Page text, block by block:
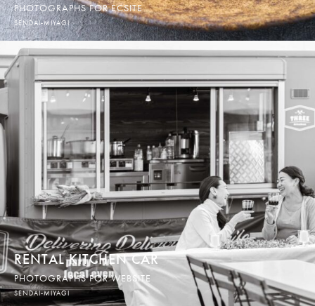
PHOTOGRAPHS FOR ECSITE
SENDAI-MIYAGI
RENTAL KITCHEN CAR
PHOTOGRAPHS FOR WEBSITE
SENDAI-MIYAGI